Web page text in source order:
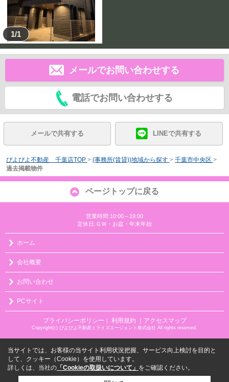
1/1
メールでお問い合わせする
電話でお問い合わせする
メールで共有する LINEで共有する
ぴよぴよ不動産 千葉店TOP > (事務所(賃貸))地域から探す > 千葉市中央区 >
過去掲載物件
ページトップに戻る
営業時間:10:00～19:00
定休日:ＧＷ・お盆・年末年始
ホーム
会社概要
お問い合わせ
PCサイト
プライバシーポリシー ｜ 利用規約 ｜アクセスマップ
Copyright(c) ぴよぴよ不動産ミライズエージェント株式会社 All rights reserved.
当サイトでは、お客様の当サイト利用状況把握、サービス向上検討を目的と
して、クッキー（Cookie）を使用しています。
詳しくは、当社の 「Cookieの取扱いについて」 をご確認ください。